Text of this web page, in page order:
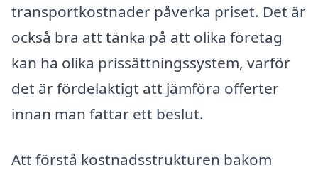
transportkostnader påverka priset. Det är
också bra att tänka på att olika företag
kan ha olika prissättningssystem, varför
det är fördelaktigt att jämföra offerter
innan man fattar ett beslut.
Att förstå kostnadsstrukturen bakom